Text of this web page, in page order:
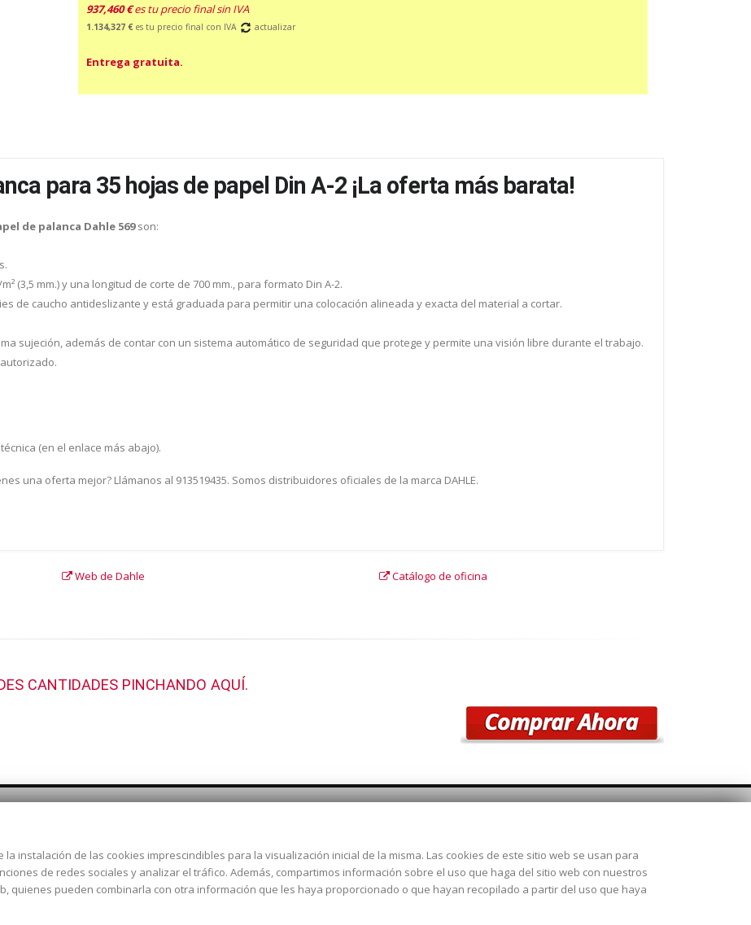
937,460 € es tu precio final sin IVA
1.134,327 € es tu precio final con IVA actualizar
Entrega gratuita.
para 35 hojas de papel Din A-2 ¡La oferta más barata!
de palanca Dahle 569son:
(3,5 mm.) y una longitud de corte de 700 mm., para formato Din A-2.
de caucho antideslizante y está graduada para permitir una colocación alineada y exacta del material a cortar.
sujeción, además de contar con un sistema automático de seguridad que protege y permite una visión libre durante el trabajo.
(en el enlace más abajo).
una oferta mejor? Llámanos al 913519435. Somos distribuidores oficiales de la marca DAHLE.
Web de Dahle
Catálogo de oficina
CANTIDADES PINCHANDO AQUÍ.
Dirección:c/ Cercedilla nº 14, 28925
Alcorcón
la instalación de las cookies imprescindibles para la visualización inicial de la misma. Las cookies de este sitio web se usan para
de redes sociales y analizar el tráfico. Además, compartimos información sobre el uso que haga del sitio web con nuestros
quienes pueden combinarla con otra información que les haya proporcionado o que hayan recopilado a partir del uso que haya